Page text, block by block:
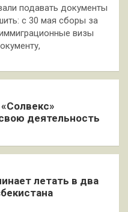
подавать документы
с 30 мая сборы за
визы
деятельность
летать в два